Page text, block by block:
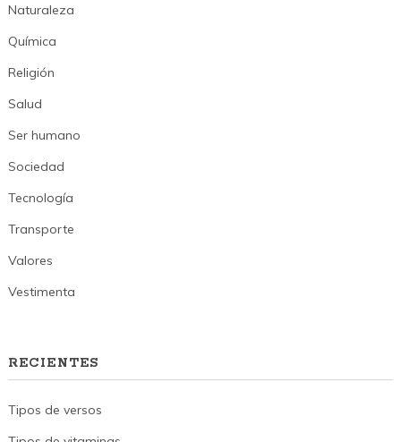
Naturaleza
Química
Religión
Salud
Ser humano
Sociedad
Tecnología
Transporte
Valores
Vestimenta
RECIENTES
Tipos de versos